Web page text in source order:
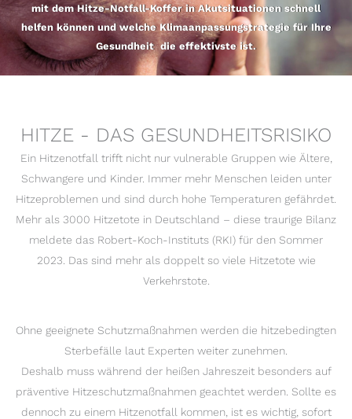
mit dem Hitze-Notfall-Koffer in Akutsituationen schnell
helfen können und welche Klimaanpassungstrategie für Ihre
Gesundheit die effektivste ist.
HITZE - DAS GESUNDHEITSRISIKO
Ein Hitzenotfall trifft nicht nur vulnerable Gruppen wie Ältere,
Schwangere und Kinder. Immer mehr Menschen leiden unter
Hitzeproblemen und sind durch hohe Temperaturen gefährdet.
Mehr als 3000 Hitzetote in Deutschland – diese traurige Bilanz
meldete das Robert-Koch-Instituts (RKI) für den Sommer
2023. Das sind mehr als doppelt so viele Hitzetote wie
Verkehrstote.
Ohne geeignete Schutzmaßnahmen werden die hitzebedingten
Sterbefälle laut Experten weiter zunehmen.
Deshalb muss während der heißen Jahreszeit besonders auf
präventive Hitze­schutz­maßnahmen geachtet werden. Sollte es
dennoch zu einem Hitze­not­fall kommen, ist es wichtig, sofort